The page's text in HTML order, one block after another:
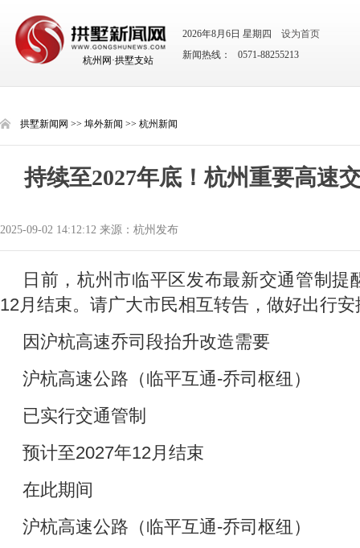
杭州网·拱墅支站
2026年8月6日 星期四
设为首页
新闻热线： 0571-88255213
拱墅新闻网 >> 埠外新闻 >> 杭州新闻
持续至2027年底！杭州重要高速
2025-09-02 14:12:12 来源：杭州发布
日前，杭州市临平区发布最新交通管制提
12月结束。请广大市民相互转告，做好出行安
因沪杭高速乔司段抬升改造需要
沪杭高速公路（临平互通-乔司枢纽）
已实行交通管制
预计至2027年12月结束
在此期间
沪杭高速公路（临平互通-乔司枢纽）